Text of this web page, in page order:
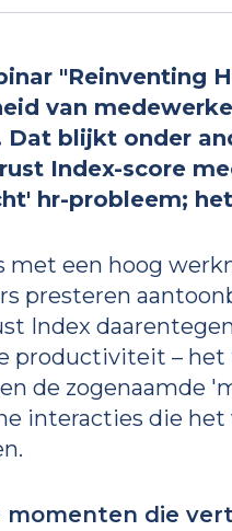
"Reinventing
van
Dat blijkt onder
Index-score
hr-probleem;
met een hoog
presteren
Index
productiviteit – het
de zogenaamde
interacties die
die